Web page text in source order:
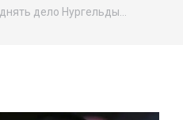
дело Нургельды…